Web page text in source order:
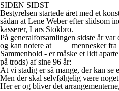
SIDEN SIDST
Bestyrelsen startede året med et
sådan at Lene Weber efter slidsom
kasserer, Lars Stokbro.
På generalforsamlingen sidste år
og kan notere at ____ mennesker
Sammenhold - er måske et lidt
på trods) af sine 96 år:
At vi stadig er så mange, der kan se
Men der skal selvfølgelig være
Her er og bliver det